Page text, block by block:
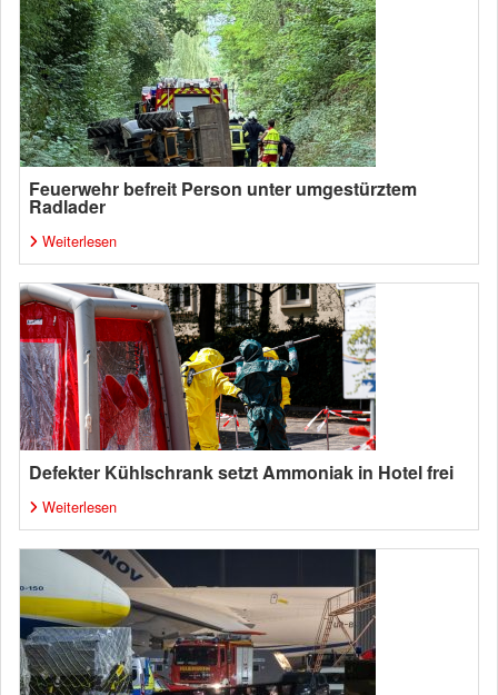
Feuerwehr befreit Person unter umgestürztem
Radlader
Weiterlesen
Defekter Kühlschrank setzt Ammoniak in Hotel frei
Weiterlesen